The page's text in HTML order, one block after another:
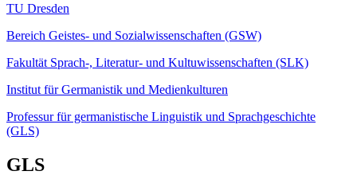
TU Dresden
Bereich Geistes- und Sozialwissenschaften (GSW)
Fakultät Sprach-, Literatur- und Kultuwissenschaften (SLK)
Institut für Germanistik und Medienkulturen
Professur für germanistische Linguistik und Sprachgeschichte
(GLS)
GLS